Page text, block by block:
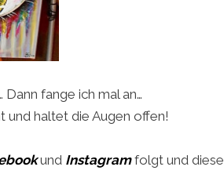
fange ich mal an…
und haltet die Augen offen!
und Instagramfolgt und diese